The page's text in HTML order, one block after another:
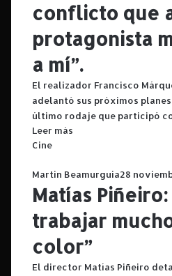
conflicto que
protagonista
a mí”.
El realizador Francisco
adelantó sus próximos
último rodaje que participó
Leer más
Cine
Martin Beamurguia28
Matías
trabajar
color”
El director Matías Piñeiro